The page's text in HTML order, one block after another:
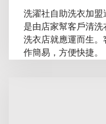
洗濯社自助洗衣加盟
是由店家幫客戶清
洗衣店就應運而生
作簡易，方便快捷。